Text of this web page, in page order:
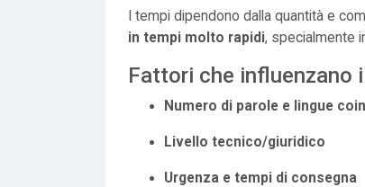
I tempi dipendono dalla quantità e
in tempi molto rapidi, specialmente
Fattori che influenzano
Numero di parole e lingue
Livello tecnico/giuridico
Urgenza e tempi di consegna